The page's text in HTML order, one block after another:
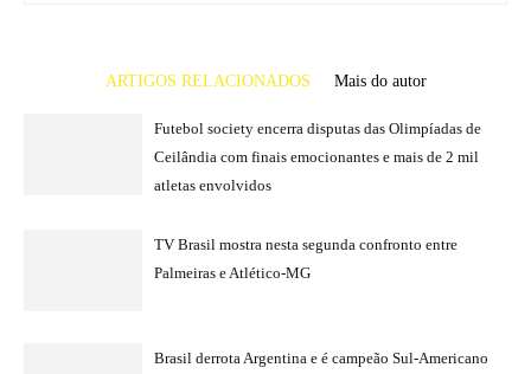
ARTIGOS RELACIONADOS Mais do autor
Futebol society encerra disputas das Olimpíadas de
Ceilândia com finais emocionantes e mais de 2 mil
atletas envolvidos
TV Brasil mostra nesta segunda confronto entre
Palmeiras e Atlético-MG
Brasil derrota Argentina e é campeão Sul-Americano